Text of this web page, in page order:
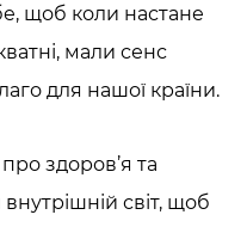
щоб коли настане
мали сенс
для нашої країни.
здоров’я та
світ, щоб